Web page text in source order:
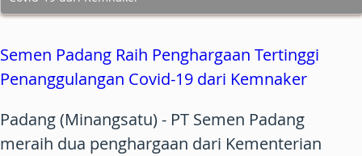
Semen Padang Raih Penghargaan Tertinggi
Penanggulangan Covid-19 dari Kemnaker
Padang (Minangsatu) - PT Semen Padang
meraih dua penghargaan dari Kementerian